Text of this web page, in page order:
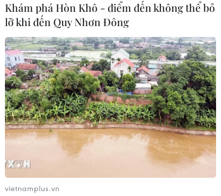
Khám phá Hòn Khô - điểm đến không thể bỏ
lỡ khi đến Quy Nhơn Đông
vietnamplus.vn